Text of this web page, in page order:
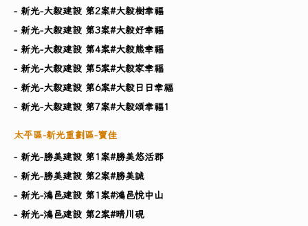
- 新光-大毅建設 第2案#大毅樹幸福
- 新光-大毅建設 第3案#大毅好幸福
- 新光-大毅建設 第4案#大毅熊幸福
- 新光-大毅建設 第5案#大毅家幸福
- 新光-大毅建設 第6案#大毅日日幸福
- 新光-大毅建設 第7案#大毅頌幸福1
太平區-新光重劃區-寶佳
- 新光-勝美建設 第1案#勝美悠活郡
- 新光-勝美建設 第2案#勝美誠
- 新光-鴻邑建設 第1案#鴻邑悅中山
- 新光-鴻邑建設 第2案#晴川硯